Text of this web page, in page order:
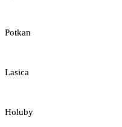
Potkan
Lasica
Holuby